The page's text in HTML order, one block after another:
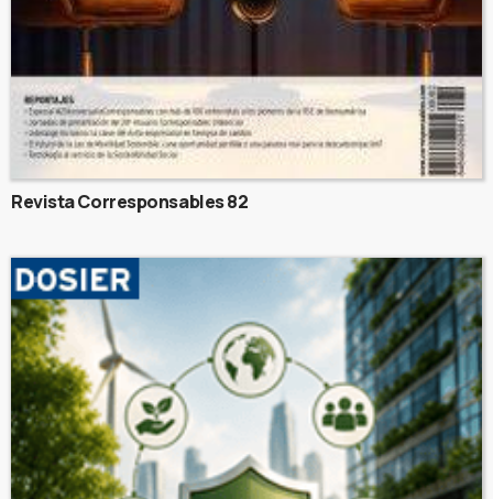
Revista Corresponsables 82